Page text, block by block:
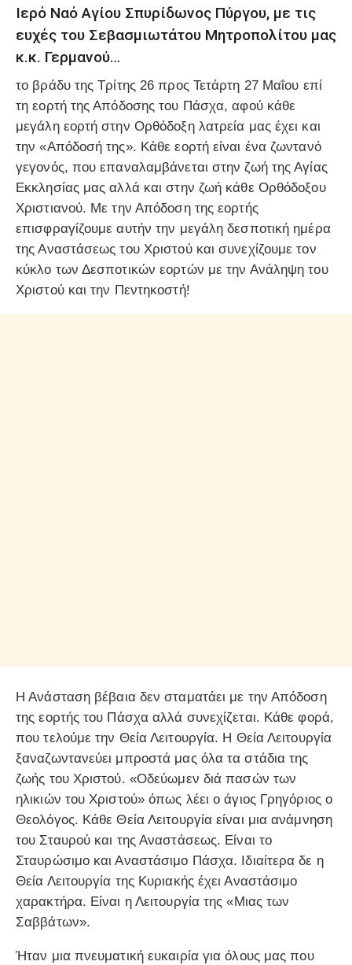
Ιερό Ναό Αγίου Σπυρίδωνος Πύργου, με τις
ευχές του Σεβασμιωτάτου Μητροπολίτου μας
κ.κ. Γερμανού…
το βράδυ της Τρίτης 26 προς Τετάρτη 27 Μαΐου επί
τη εορτή της Απόδοσης του Πάσχα, αφού κάθε
μεγάλη εορτή στην Ορθόδοξη λατρεία μας έχει και
την «Απόδοσή της». Κάθε εορτή είναι ένα ζωντανό
γεγονός, που επαναλαμβάνεται στην ζωή της Αγίας
Εκκλησίας μας αλλά και στην ζωή κάθε Ορθόδοξου
Χριστιανού. Με την Απόδοση της εορτής
επισφραγίζουμε αυτήν την μεγάλη δεσποτική ημέρα
της Αναστάσεως του Χριστού και συνεχίζουμε τον
κύκλο των Δεσποτικών εορτών με την Ανάληψη του
Χριστού και την Πεντηκοστή!
Η Ανάσταση βέβαια δεν σταματάει με την Απόδοση
της εορτής του Πάσχα αλλά συνεχίζεται. Κάθε φορά,
που τελούμε την Θεία Λειτουργία. Η Θεία Λειτουργία
ξαναζωντανεύει μπροστά μας όλα τα στάδια της
ζωής του Χριστού. «Οδεύωμεν διά πασών των
ηλικιών του Χριστού» όπως λέει ο άγιος Γρηγόριος ο
Θεολόγος. Κάθε Θεία Λειτουργία είναι μια ανάμνηση
του Σταυρού και της Αναστάσεως. Είναι το
Σταυρώσιμο και Αναστάσιμο Πάσχα. Ιδιαίτερα δε η
Θεία Λειτουργία της Κυριακής έχει Αναστάσιμο
χαρακτήρα. Είναι η Λειτουργία της «Μιας των
Σαββάτων».
Ήταν μια πνευματική ευκαιρία για όλους μας που